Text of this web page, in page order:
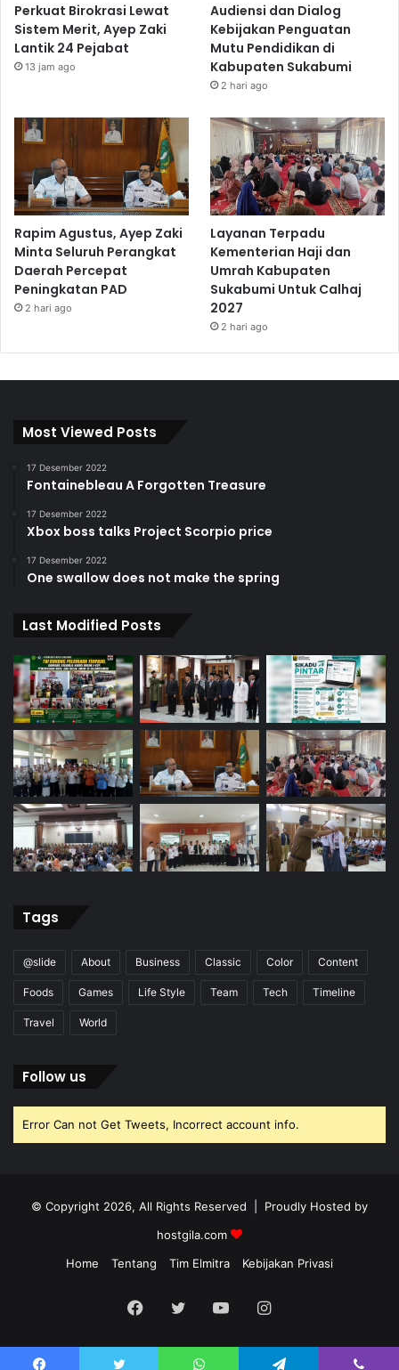
Perkuat Birokrasi Lewat
Sistem Merit, Ayep Zaki
Lantik 24 Pejabat
13 jam ago
Audiensi dan Dialog
Kebijakan Penguatan
Mutu Pendidikan di
Kabupaten Sukabumi
2 hari ago
Rapim Agustus, Ayep Zaki
Minta Seluruh Perangkat
Daerah Percepat
Peningkatan PAD
2 hari ago
Layanan Terpadu
Kementerian Haji dan
Umrah Kabupaten
Sukabumi Untuk Calhaj
2027
2 hari ago
Most Viewed Posts
17 Desember 2022
Fontainebleau A Forgotten Treasure
17 Desember 2022
Xbox boss talks Project Scorpio price
17 Desember 2022
One swallow does not make the spring
Last Modified Posts
Tags
@slide About Business Classic Color Content
Foods Games Life Style Team Tech Timeline
Travel World
Follow us
Error Can not Get Tweets, Incorrect account info.
© Copyright 2026, All Rights Reserved | Proudly Hosted by
hostgila.com
Home
Tentang Tim Elmitra Kebijakan Privasi
Facebook
TwitterYouTubeInstagram